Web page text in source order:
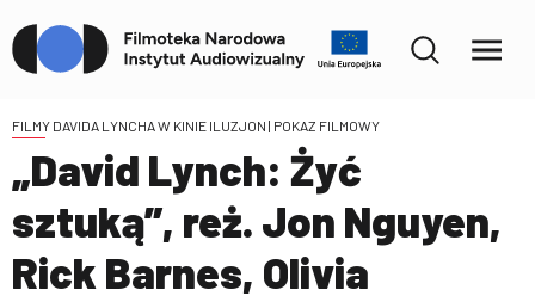
FILMY DAVIDA LYNCHA W KINIE ILUZJON | POKAZ FILMOWY
„David Lynch: Żyć
sztuką”, reż. Jon Nguyen,
Rick Barnes, Olivia